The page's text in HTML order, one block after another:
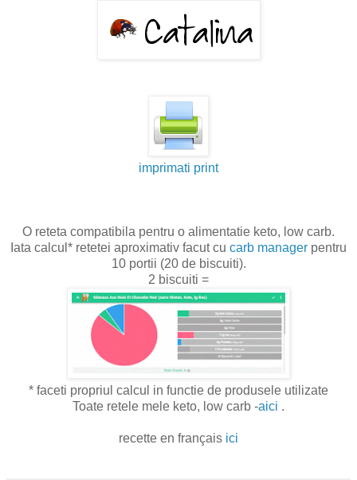
imprimati print
O reteta compatibila pentru o alimentatie keto, low carb.
Iata calcul* retetei aproximativ facut cu carb manager pentru
10 portii (20 de biscuiti).
2 biscuiti =
* faceti propriul calcul in functie de produsele utilizate
Toate retele mele keto, low carb -aici .
recette en français ici